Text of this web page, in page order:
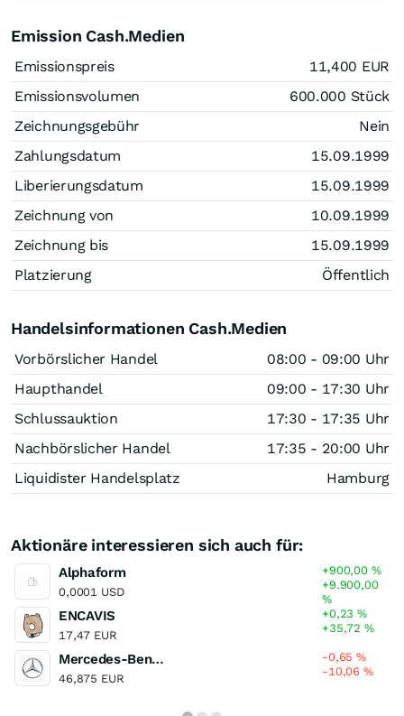
Emission Cash.Medien
Emissionspreis 11,400 EUR
Emissionsvolumen
600.000 Stück
Zeichnungsgebühr
Nein
Zahlungsdatum
15.09.1999
Liberierungsdatum
15.09.1999
Zeichnung von
10.09.1999
Zeichnung bis
15.09.1999
Platzierung
Öffentlich
Handelsinformationen Cash.Medien
Vorbörslicher Handel
08:00 - 09:00 Uhr
Haupthandel
09:00 - 17:30 Uhr
Schlussauktion
17:30 - 17:35 Uhr
Nachbörslicher Handel
17:35 - 20:00 Uhr
Liquidister Handelsplatz
Hamburg
Aktionäre interessieren sich auch für:
Alphaform
0,0001 USD
+900,00 %
+9.900,00
%
ENCAVIS
17,47 EUR
+0,23%
+35,72%
Mercedes-Benz Group
46,875 EUR
-0,65%
-10,06%